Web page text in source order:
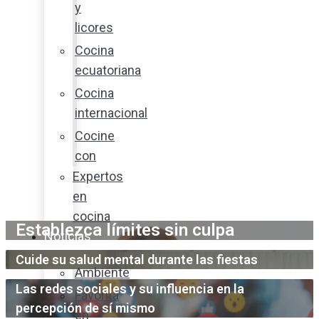
y
licores
Cocina
ecuatoriana
Cocina
internacional
Cocine
con
Expertos
en
cocina
Noticias
Ambiente
Favorita
en
Establezca límites sin culpa
Cuide su salud mental durante las fiestas
Las redes sociales y su influencia en la
percepción de sí mismo